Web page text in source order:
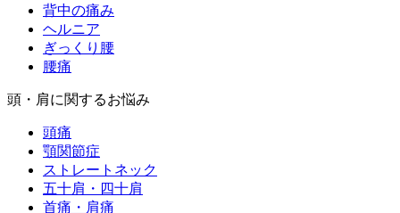
背中の痛み
ヘルニア
ぎっくり腰
腰痛
頭・肩に関するお悩み
頭痛
顎関節症
ストレートネック
五十肩・四十肩
首痛・肩痛